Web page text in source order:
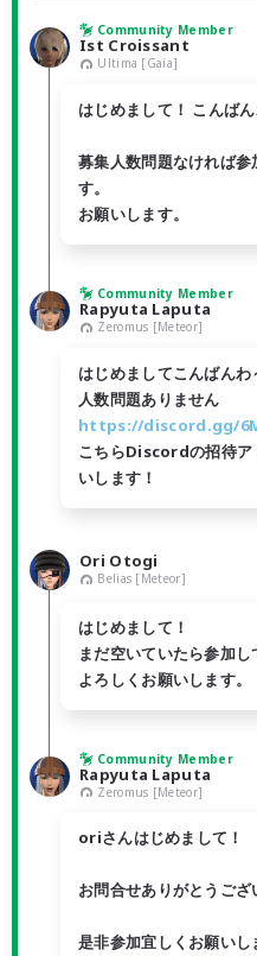
Community Member
Ist Croissant
Ultima [Gaia]
はじめまして！ こんば
募集人数問題なければ
す。
お願いします。
Community Member
Rapyuta Laputa
Zeromus [Meteor]
はじめましてこんばんわ
人数問題ありません
https://discord.gg/
こちらDiscordの招待ア
いします！
Ori Otogi
Belias [Meteor]
はじめまして！
まだ空いていたら参加し
よろしくお願いします。
Community Member
Rapyuta Laputa
Zeromus [Meteor]
oriさんはじめまして！
お問合せありがとうござ
是非参加宜しくお願いし